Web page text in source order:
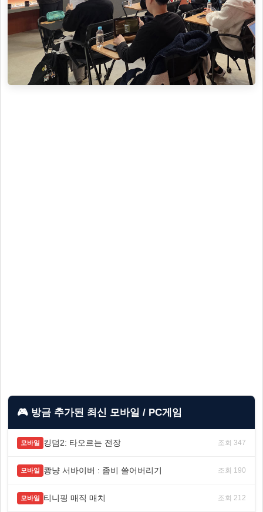
🎮 방금 추가된 최신 모바일 / PC게임
모바일 킹덤2: 타오르는 전장 조회 347
모바일 쾅냥 서바이버 : 좀비 쓸어버리기 조회 190
모바일 티니핑 매직 매치 조회 212